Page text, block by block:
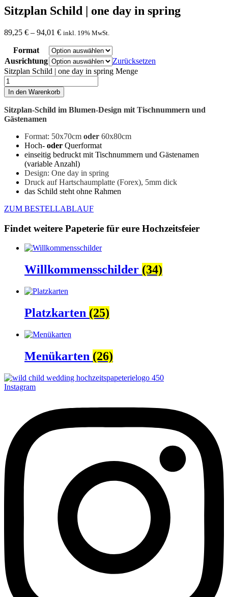
Sitzplan Schild | one day in spring
89,25 € – 94,01 € inkl. 19% MwSt.
Format
Ausrichtung
Zurücksetzen
Sitzplan Schild | one day in spring Menge
In den Warenkorb
Sitzplan-Schild im Blumen-Design mit Tischnummern und
Gästenamen
Format: 50x70cm oder 60x80cm
Hoch- oder Querformat
einseitig bedruckt mit Tischnummern und Gästenamen
(variable Anzahl)
Design: One day in spring
Druck auf Hartschaumplatte (Forex), 5mm dick
das Schild steht ohne Rahmen
ZUM BESTELLABLAUF
Findet weitere Papeterie für eure Hochzeitsfeier
Willkommensschilder (34)
Platzkarten (25)
Menükarten (26)
Instagram